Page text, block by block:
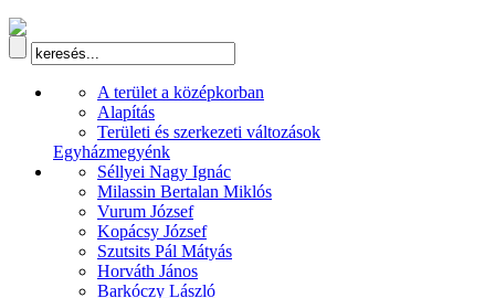
A terület a középkorban
Alapítás
Területi és szerkezeti változások
Egyházmegyénk
Séllyei Nagy Ignác
Milassin Bertalan Miklós
Vurum József
Kopácsy József
Szutsits Pál Mátyás
Horváth János
Barkóczy László